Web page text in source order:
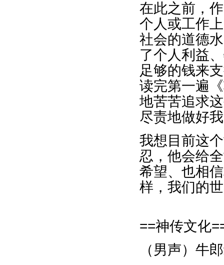
在此之前，
个人或工作
社会的道德
了个人利益
足够的钱来
读完第一遍
地苦苦追求
尽责地做好
我想目前这
忍，他会给
希望、也相
样，我们的
==神传文化
（男声）牛